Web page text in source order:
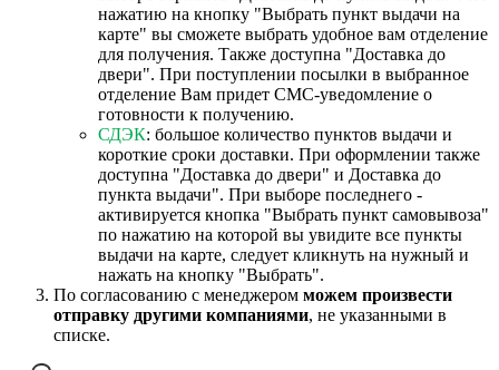
нажатию на кнопку "Выбрать пункт выдачи на
карте" вы сможете выбрать удобное вам отделение
для получения. Также доступна "Доставка до
двери". При поступлении посылки в выбранное
отделение Вам придет СМС-уведомление о
готовности к получению.
СДЭК: большое количество пунктов выдачи и
короткие сроки доставки. При оформлении также
доступна "Доставка до двери" и Доставка до
пункта выдачи". При выборе последнего -
активируется кнопка "Выбрать пункт самовывоза"
по нажатию на которой вы увидите все пункты
выдачи на карте, следует кликнуть на нужный и
нажать на кнопку "Выбрать".
По согласованию с менеджером можем произвести
отправку другими компаниями, не указанными в
списке.